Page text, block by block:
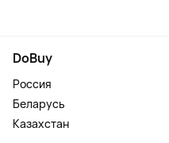
DoBuy
Россия
Беларусь
Казахстан